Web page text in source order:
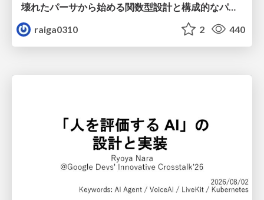
壊れたパーサから始める関数型設計と構成的なパーサ #fp_matsuri
raiga0310
2 440